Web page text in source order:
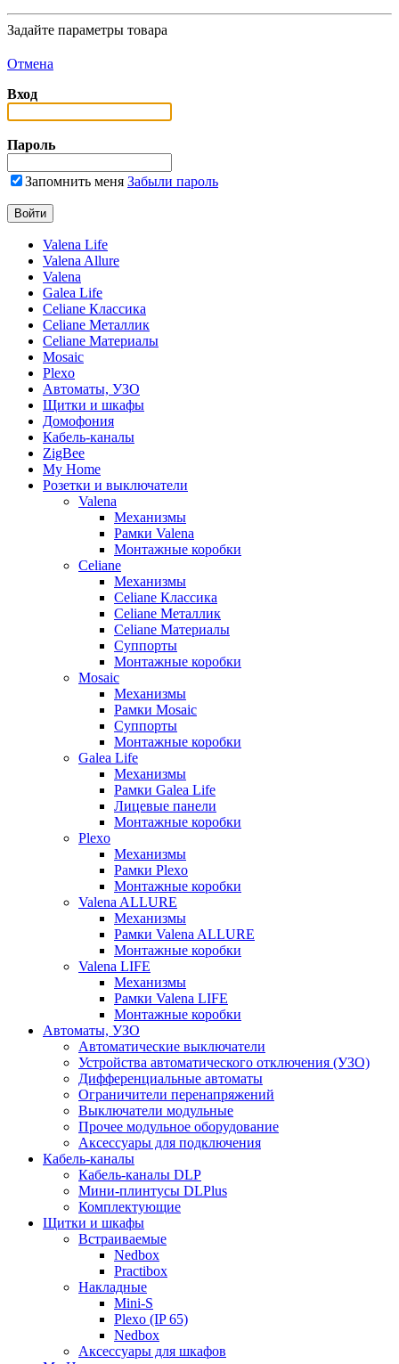
Задайте параметры товара
Отмена
Вход
Пароль
Запомнить меня Забыли пароль
Valena Life
Valena Allure
Valena
Galea Life
Celiane Классика
Celiane Металлик
Celiane Материалы
Mosaic
Plexo
Автоматы, УЗО
Щитки и шкафы
Домофония
Кабель-каналы
ZigBee
My Home
Розетки и выключатели
Valena
Механизмы
Рамки Valena
Монтажные коробки
Celiane
Механизмы
Celiane Классика
Celiane Металлик
Celiane Материалы
Суппорты
Монтажные коробки
Mosaic
Механизмы
Рамки Mosaic
Суппорты
Монтажные коробки
Galea Life
Механизмы
Рамки Galea Life
Лицевые панели
Монтажные коробки
Plexo
Механизмы
Рамки Plexo
Монтажные коробки
Valena ALLURE
Механизмы
Рамки Valena ALLURE
Монтажные коробки
Valena LIFE
Механизмы
Рамки Valena LIFE
Монтажные коробки
Автоматы, УЗО
Автоматические выключатели
Устройства автоматического отключения (УЗО)
Дифференциальные автоматы
Ограничители перенапряжений
Выключатели модульные
Прочее модульное оборудование
Аксессуары для подключения
Кабель-каналы
Кабель-каналы DLP
Мини-плинтусы DLPlus
Комплектующие
Щитки и шкафы
Встраиваемые
Nedbox
Practibox
Накладные
Mini-S
Plexo (IP 65)
Nedbox
Аксессуары для шкафов